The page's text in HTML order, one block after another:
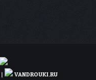
|
VANDROUKI.RU